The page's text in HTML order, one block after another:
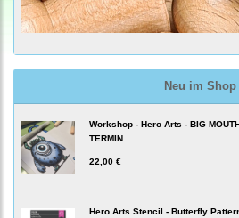
Neu im Shop
Workshop - Hero Arts - BIG
TERMIN
22,00 €
Hero Arts Stencil - Butterfly